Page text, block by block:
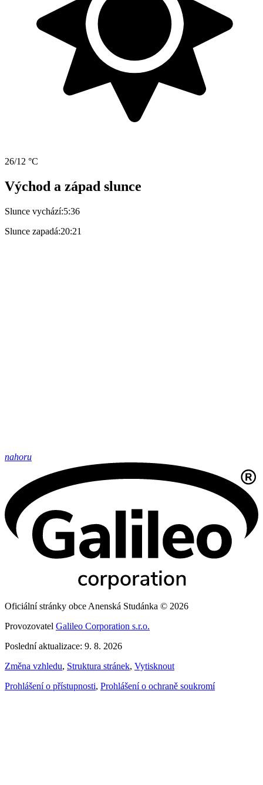
26/12 °C
Východ a západ slunce
Slunce vychází:5:36
Slunce zapadá:20:21
nahoru
Oficiální stránky obce Anenská Studánka © 2026
Provozovatel Galileo Corporation s.r.o.
Poslední aktualizace: 9. 8. 2026
Změna vzhledu, Struktura stránek, Vytisknout
Prohlášení o přístupnosti, Prohlášení o ochraně soukromí